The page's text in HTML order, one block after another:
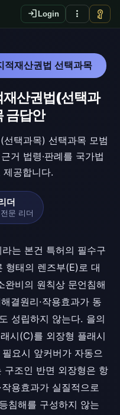
login Login more_vert vpn_key
적재산권법 선택과목
재산권법(선택과
금답안
택과목) 선택과목 모범
거 법령·판례를 국가법
공합니다.
더
문 리더
는 본건 특허의 필수구
형태의 렌즈부(E)로 대
완비의 원칙상 문언침해
결원리·작용효과가 동
성립하지 않는다. 을의
시(C)를 외장형 플래시
요시 앞커버가 자동으
구조인 반면 외장형은 항
용효과가 실질적으로
침해를 구성하지 않는